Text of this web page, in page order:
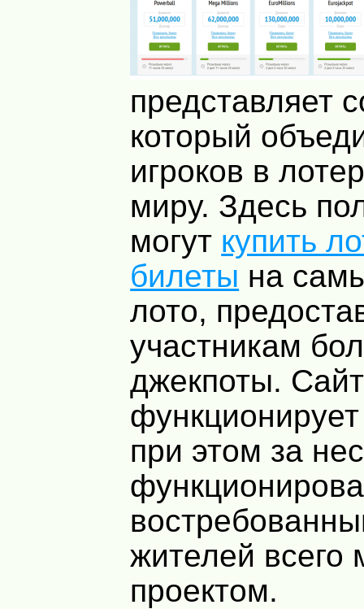
представляет
который
игроков в
миру. Здесь
могут купить
билеты на
лото,
участникам
джекпоты.
при этом за
жителей всего
проектом.